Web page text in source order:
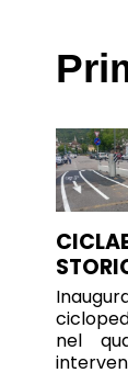
nel